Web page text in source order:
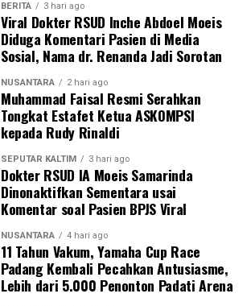
BERITA 3 hari ago
Viral Dokter RSUD Inche Abdoel Moeis
Diduga Komentari Pasien di Media
Sosial, Nama dr. Renanda Jadi Sorotan
NUSANTARA 2 hari ago
Muhammad Faisal Resmi Serahkan
Tongkat Estafet Ketua ASKOMPSI
kepada Rudy Rinaldi
SEPUTAR KALTIM 3 hari ago
Dokter RSUD IA Moeis Samarinda
Dinonaktifkan Sementara usai
Komentar soal Pasien BPJS Viral
NUSANTARA 4 hari ago
11 Tahun Vakum, Yamaha Cup Race
Padang Kembali Pecahkan Antusiasme,
Lebih dari 5.000 Penonton Padati Arena